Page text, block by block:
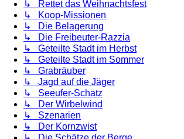
↳ Rettet das Weihnachtsfest
↳ Koop-Missionen
↳ Die Belagerung
↳ Die Freibeuter-Razzia
↳ Geteilte Stadt im Herbst
↳ Geteilte Stadt im Sommer
↳ Grabräuber
↳ Jagd auf die Jäger
↳ Seeufer-Schatz
↳ Der Wirbelwind
↳ Szenarien
↳ Der Kornzwist